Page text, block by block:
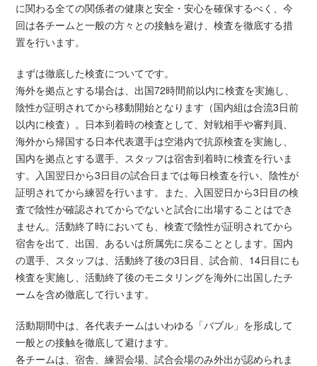
に関わる全ての関係者の健康と安全・安心を確保するべく、今
回は各チームと一般の方々との接触を避け、検査を徹底する措
置を行います。
まずは徹底した検査についてです。
海外を拠点とする場合は、出国72時間前以内に検査を実施し、
陰性が証明されてから移動開始となります（国内組は合流3日前
以内に検査）。日本到着時の検査として、対戦相手や審判員、
海外から帰国する日本代表選手は空港内で抗原検査を実施し、
国内を拠点とする選手、スタッフは宿舎到着時に検査を行いま
す。入国翌日から3日目の試合日までは毎日検査を行い、陰性が
証明されてから練習を行います。また、入国翌日から3日目の検
査で陰性が確認されてからでないと試合に出場することはでき
ません。活動終了時においても、検査で陰性が証明されてから
宿舎を出て、出国、あるいは所属先に戻ることとします。国内
の選手、スタッフは、活動終了後の3日目、試合前、14日目にも
検査を実施し、活動終了後のモニタリングを海外に出国したチ
ームを含め徹底して行います。
活動期間中は、各代表チームはいわゆる「バブル」を形成して
一般との接触を徹底して避けます。
各チームは、宿舎、練習会場、試合会場のみ外出が認められま